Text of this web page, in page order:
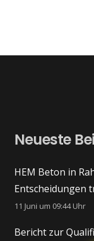
Neueste
HEM Beton in
Entscheidungen
11 Juni um 09:44 Uhr
Bericht zur